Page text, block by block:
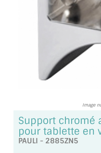
GUIDE : CHOIX PAR
INSPIRATIONS ET
AMBIANCE LAITON
MIROIRS VIEILLIS
MIROIR SUR MESURE
MIROIR VIEILLI
MIROIR DÉCORATIF
Image
Support chromé
pour tablette en
PAULI - 2885ZN5